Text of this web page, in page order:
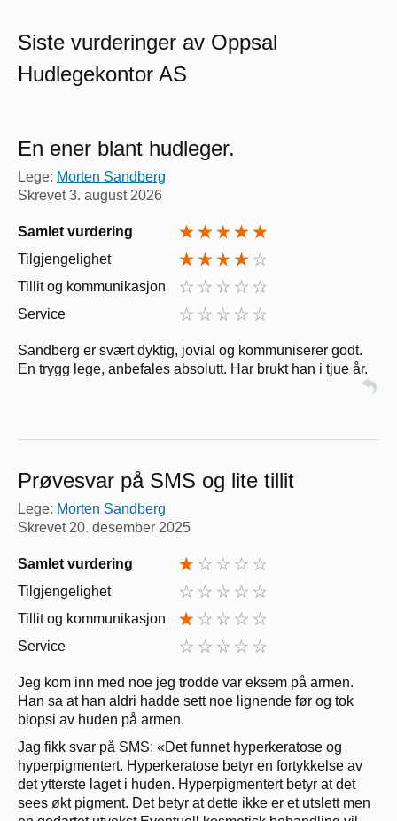
Siste vurderinger av Oppsal
Hudlegekontor AS
En ener blant hudleger.
Lege: Morten Sandberg
Skrevet3. august 2026
Samlet vurdering
Tilgjengelighet
Tillit og kommunikasjon
Service
Sandberg er svært dyktig, jovial og kommuniserer godt.
En trygg lege, anbefales absolutt. Har brukt han i tjue år.
Prøvesvar på SMS og lite tillit
Lege: Morten Sandberg
Skrevet20. desember 2025
Samlet vurdering
Tilgjengelighet
Tillit og kommunikasjon
Service
Jeg kom inn med noe jeg trodde var eksem på armen.
Han sa at han aldri hadde sett noe lignende før og tok
biopsi av huden på armen.
Jag fikk svar på SMS: «Det funnet hyperkeratose og
hyperpigmentert. Hyperkeratose betyr en fortykkelse av
det ytterste laget i huden. Hyperpigmentert betyr at det
sees økt pigment. Det betyr at dette ikke er et utslett men